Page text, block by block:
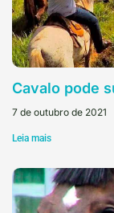
Cavalo pode
7 de outubro de 2021
Leia mais